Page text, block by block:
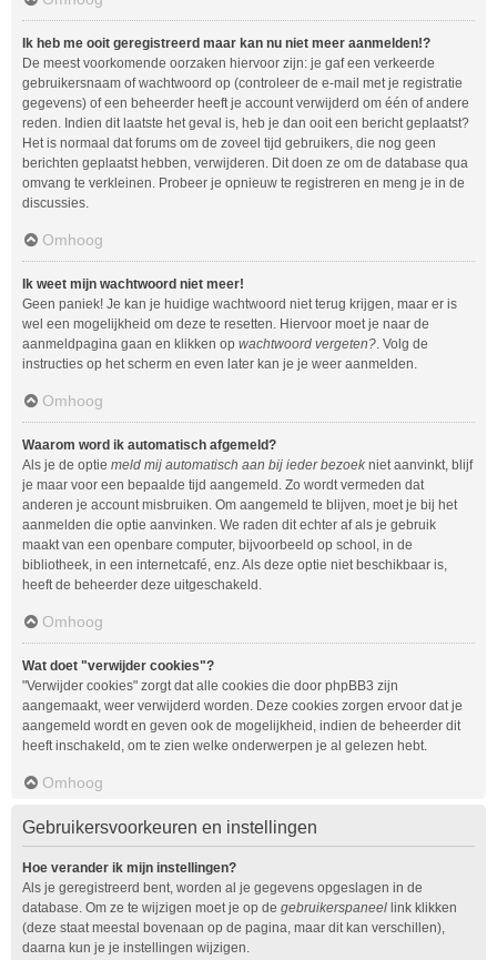
Ik heb me ooit geregistreerd maar kan nu niet meer aanmelden!?
De meest voorkomende oorzaken hiervoor zijn: je gaf een verkeerde
gebruikersnaam of wachtwoord op (controleer de e-mail met je registratie
gegevens) of een beheerder heeft je account verwijderd om één of andere
reden. Indien dit laatste het geval is, heb je dan ooit een bericht geplaatst?
Het is normaal dat forums om de zoveel tijd gebruikers, die nog geen
berichten geplaatst hebben, verwijderen. Dit doen ze om de database qua
omvang te verkleinen. Probeer je opnieuw te registreren en meng je in de
discussies.
Omhoog
Ik weet mijn wachtwoord niet meer!
Geen paniek! Je kan je huidige wachtwoord niet terug krijgen, maar er is
wel een mogelijkheid om deze te resetten. Hiervoor moet je naar de
aanmeldpagina gaan en klikken op wachtwoord vergeten?. Volg de
instructies op het scherm en even later kan je je weer aanmelden.
Omhoog
Waarom word ik automatisch afgemeld?
Als je de optie meld mij automatisch aan bij ieder bezoek niet aanvinkt, blijf
je maar voor een bepaalde tijd aangemeld. Zo wordt vermeden dat
anderen je account misbruiken. Om aangemeld te blijven, moet je bij het
aanmelden die optie aanvinken. We raden dit echter af als je gebruik
maakt van een openbare computer, bijvoorbeeld op school, in de
bibliotheek, in een internetcafé, enz. Als deze optie niet beschikbaar is,
heeft de beheerder deze uitgeschakeld.
Omhoog
Wat doet "verwijder cookies"?
"Verwijder cookies" zorgt dat alle cookies die door phpBB3 zijn
aangemaakt, weer verwijderd worden. Deze cookies zorgen ervoor dat je
aangemeld wordt en geven ook de mogelijkheid, indien de beheerder dit
heeft inschakeld, om te zien welke onderwerpen je al gelezen hebt.
Omhoog
Gebruikersvoorkeuren en instellingen
Hoe verander ik mijn instellingen?
Als je geregistreerd bent, worden al je gegevens opgeslagen in de
database. Om ze te wijzigen moet je op de gebruikerspaneel link klikken
(deze staat meestal bovenaan op de pagina, maar dit kan verschillen),
daarna kun je je instellingen wijzigen.